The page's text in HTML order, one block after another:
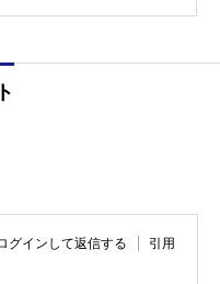
グインして返信する 引用